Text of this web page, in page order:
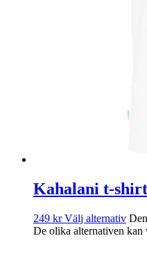
Kahalani t-
249 kr Välj alternativ
De olika alternativen kan